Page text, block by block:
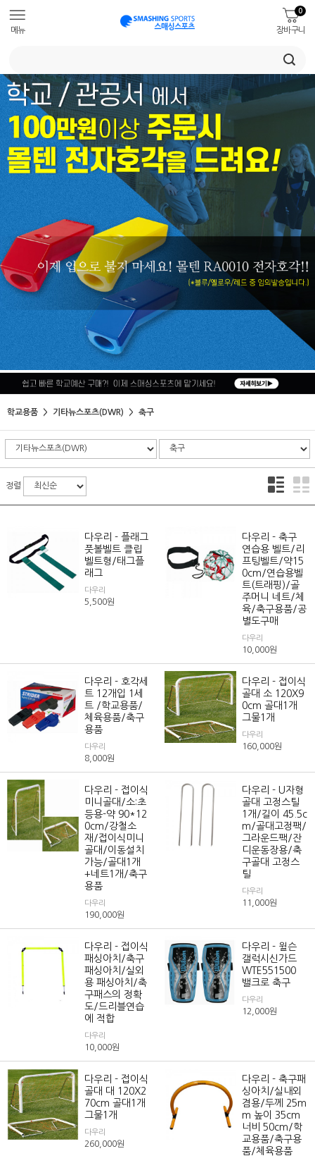
메뉴 장바구니
0
학교용품 기타뉴스포츠(DWR) 축구
정렬
다우리 - 플래그
풋볼벨트 클립
벨트형/태그플
래그
다우리
5,500원
다우리 - 축구
연습용 벨트/리
프팅벨트/약15
0cm/연습용벨
트(트래핑)/골
주머니 네트/체
육/축구용품/공
별도구매
다우리
10,000원
다우리 - 호각세
트 12개입 1세
트 /학교용품/
체육용품/축구
용품
다우리
8,000원
다우리 - 접이식
골대 소 120X9
0cm 골대1개
그물1개
다우리
160,000원
다우리 - 접이식
미니골대/소:초
등용-약 90*12
0cm/강철소
재/접이식미니
골대/이동설치
가능/골대1개
+네트1개/축구
용품
다우리
190,000원
다우리 - U자형
골대 고정스틸
1개/길이 45.5c
m/골대고정팩/
그라운드팩/잔
디운동장용/축
구골대 고정스
틸
다우리
11,000원
다우리 - 접이식
패싱아치/축구
패싱아치/실외
용 패싱아치/축
구패스의 정확
도/드리블연습
에 적합
다우리
10,000원
다우리 - 윌슨
갤럭시신가드
WTE551500
밸크로 축구
다우리
12,000원
다우리 - 접이식
골대 대 120X2
70cm 골대1개
그물1개
다우리
260,000원
다우리 - 축구패
싱아치/실내외
겸용/두께 25m
m 높이 35cm
너비 50cm/학
교용품/축구용
품/체육용품